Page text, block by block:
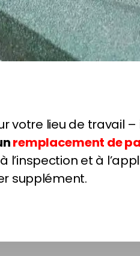
votre lieu de travail –
remplacement de
et à
supplément.